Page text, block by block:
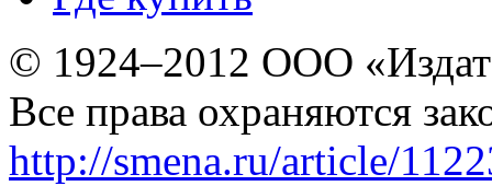
© 1924–2012 ООО
Все права охраняются
http://smena.ru/article/